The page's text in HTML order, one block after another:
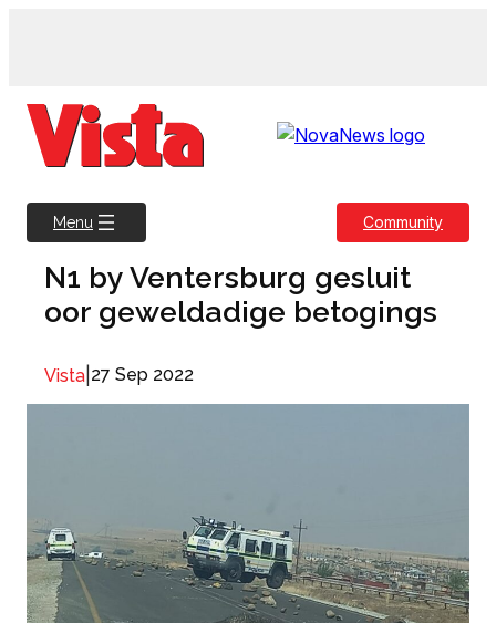
Menu Community
N1 by Ventersburg gesluit
oor geweldadige betogings
Vista 27 Sep 2022